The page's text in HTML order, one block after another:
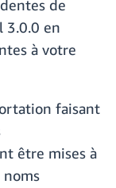
de
3.0.0 en
à votre
faisant
être mises à
noms